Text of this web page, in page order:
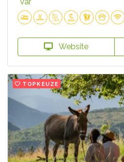
Website
TOPKEUZE